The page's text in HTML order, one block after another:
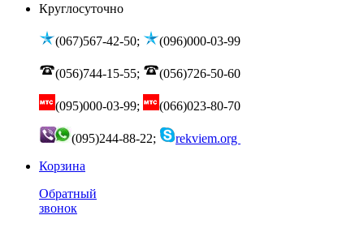
Круглосуточно
(067)567-42-50; (096)000-03-99
(056)744-15-55; (056)726-50-60
(095)000-03-99; (066)023-80-70
(095)244-88-22;
rekviem.org
Корзина
Обратный
звонок